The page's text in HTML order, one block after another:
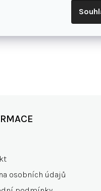
osobních údajů